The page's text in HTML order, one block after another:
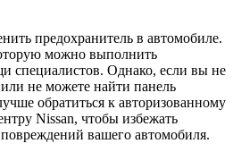
предохранитель в автомобиле.
можно выполнить
специалистов. Однако, если вы не
не можете найти панель
обратиться к авторизованному
Nissan, чтобы избежать
вашего автомобиля.